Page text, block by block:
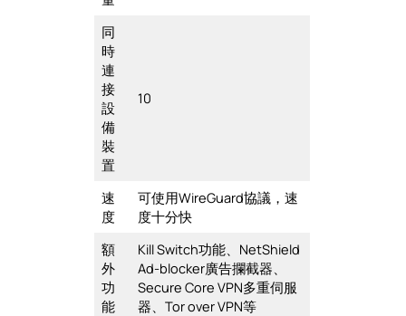
同
時
連
接
設
備
裝
置
10
速
度
可使用WireGuard協議，速
度十分快
額
外
功
能
Kill Switch功能、NetShield
Ad-blocker廣告攔截器、
Secure Core VPN多重伺服
器、Tor over VPN等